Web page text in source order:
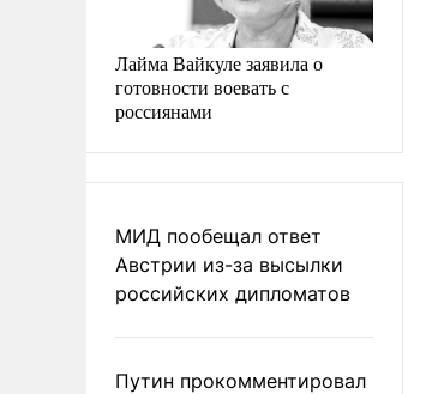
Лайма Вайкуле заявила о
готовности воевать с
россиянами
МИД пообещал ответ
Австрии из-за высылки
российских дипломатов
Путин прокомментировал